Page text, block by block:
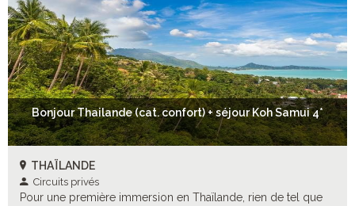
Bonjour Thailande (cat. confort) + séjour Koh Samui 4*
THAÏLANDE
Circuits privés
Pour une première immersion en Thaïlande, rien de tel que